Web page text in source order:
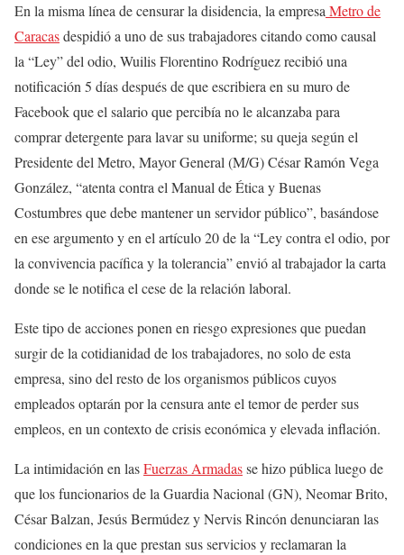
En la misma línea de censurar la disidencia, la empresa Metro de
Caracasdespidió a uno de sus trabajadores citando como causal
la “Ley” del odio, Wuilis Florentino Rodríguez recibió una
notificación 5 días después de que escribiera en su muro de
Facebook que el salario que percibía no le alcanzaba para
comprar detergente para lavar su uniforme; su queja según el
Presidente del Metro, Mayor General (M/G) César Ramón Vega
González, “atenta contra el Manual de Ética y Buenas
Costumbres que debe mantener un servidor público”, basándose
en ese argumento y en el artículo 20 de la “Ley contra el odio, por
la convivencia pacífica y la tolerancia” envió al trabajador la carta
donde se le notifica el cese de la relación laboral.
Este tipo de acciones ponen en riesgo expresiones que puedan
surgir de la cotidianidad de los trabajadores, no solo de esta
empresa, sino del resto de los organismos públicos cuyos
empleados optarán por la censura ante el temor de perder sus
empleos, en un contexto de crisis económica y elevada inflación.
La intimidación en lasFuerzas Armadasse hizo pública luego de
que los funcionarios de la Guardia Nacional (GN), Neomar Brito,
César Balzan, Jesús Bermúdez y Nervis Rincón denunciaran las
condiciones en la que prestan sus servicios y reclamaran la